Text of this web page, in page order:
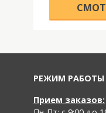
РЕЖИМ РАБОТЫ
Прием заказов: